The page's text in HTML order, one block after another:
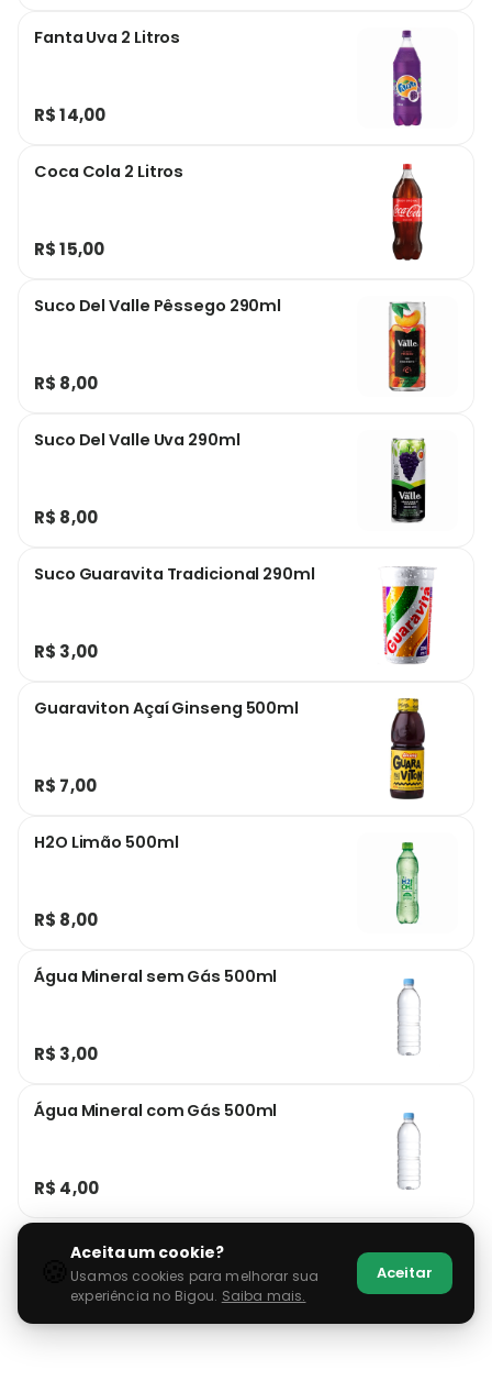
Fanta Uva 2 Litros
R$ 14,00
Coca Cola 2 Litros
R$ 15,00
Suco Del Valle Pêssego 290ml
R$ 8,00
Suco Del Valle Uva 290ml
R$ 8,00
Suco Guaravita Tradicional 290ml
R$ 3,00
Guaraviton Açaí Ginseng 500ml
R$ 7,00
H2O Limão 500ml
R$ 8,00
Água Mineral sem Gás 500ml
R$ 3,00
Água Mineral com Gás 500ml
R$ 4,00
🍪Aceita um cookie?
Usamos cookies para melhorar sua
experiência no Bigou. Saiba mais.
Aceitar